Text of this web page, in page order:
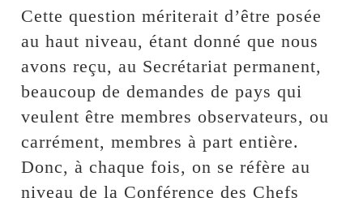
Cette question mériterait d’être posée
au haut niveau, étant donné que nous
avons reçu, au Secrétariat permanent,
beaucoup de demandes de pays qui
veulent être membres observateurs, ou
carrément, membres à part entière.
Donc, à chaque fois, on se réfère au
niveau de la Conférence des Chefs